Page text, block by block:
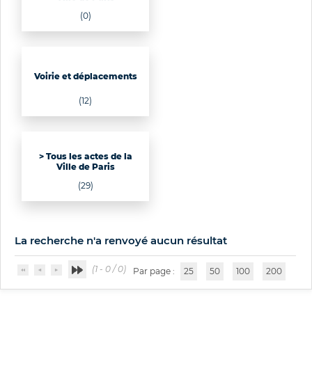
(0)
Voirie et déplacements
(12)
> Tous les actes de la
Ville de Paris
(29)
La recherche n'a renvoyé aucun résultat
(1 - 0 / 0) Par page : 25 50 100 200